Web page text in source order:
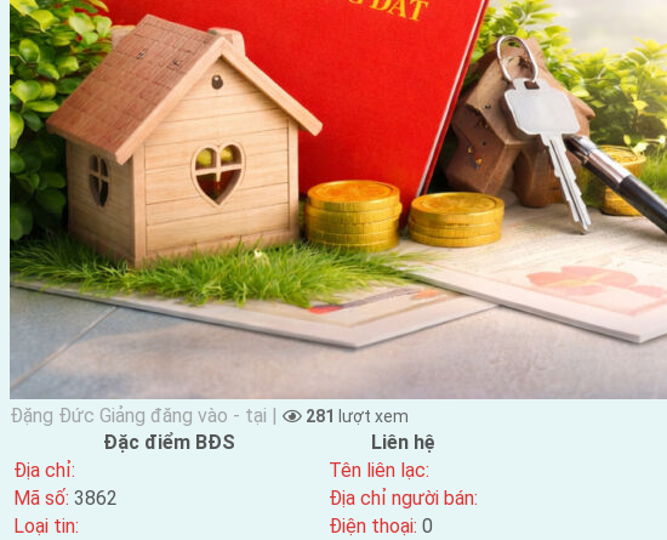
Đặng Đức Giảng đăng vào - tại | 281 lượt xem
Đặc điểm BĐS
Liên hệ
Địa chỉ:
Tên liên lạc:
Mã số: 3862
Địa chỉ người bán:
Loại tin:
Điện thoại: 0